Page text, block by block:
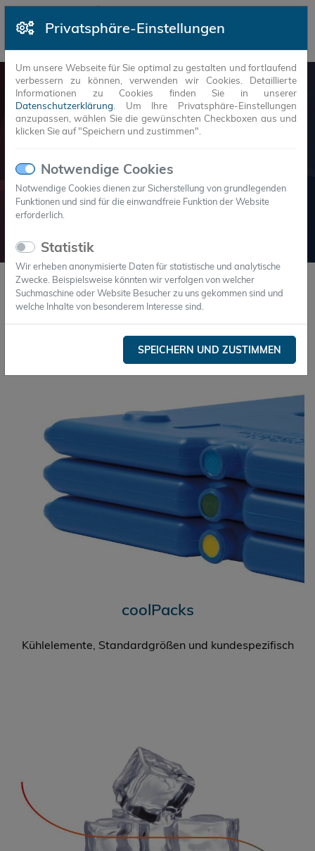
Privatsphäre-Einstellungen
Um unsere Webseite für Sie optimal zu gestalten und fortlaufend
verbessern zu können, verwenden wir Cookies. Detaillierte
Informationen zu Cookies finden Sie in unserer
Datenschutzerklärung . Um Ihre Privatsphäre-Einstellungen
anzupassen, wählen Sie die gewünschten Checkboxen aus und
klicken Sie auf "Speichern und zustimmen".
Notwendige Cookies
Notwendige Cookies dienen zur Sicherstellung von grundlegenden
Funktionen und sind für die einwandfreie Funktion der Website
erforderlich.
Statistik
Wir erheben anonymisierte Daten für statistische und analytische
Zwecke. Beispielsweise könnten wir verfolgen von welcher
Suchmaschine oder Website Besucher zu uns gekommen sind und
welche Inhalte von besonderem Interesse sind.
SPEICHERN UND ZUSTIMMEN
阅读更多
zurück
PCM und Verkapselungen aus einer
Hand:
coolPacks
Kühlelemente, Standardgrößen und kundespezifisch